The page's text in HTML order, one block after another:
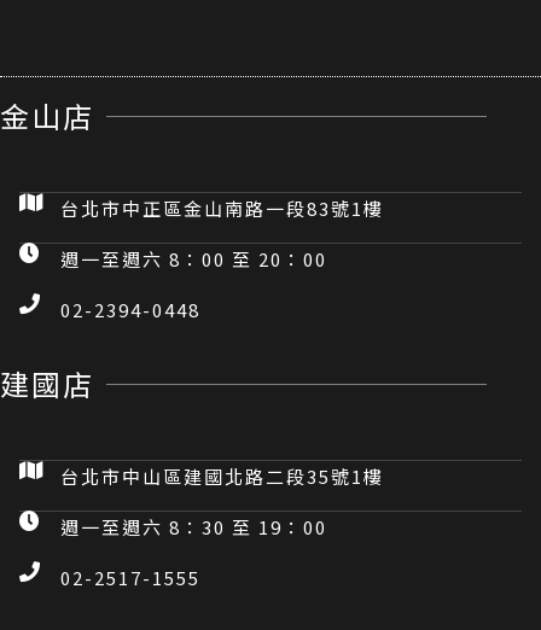
金山店
台北市中正區金山南路一段83號1樓
週一至週六 8：00 至 20：00
02-2394-0448
建國店
台北市中山區建國北路二段35號1樓
週一至週六 8：30 至 19：00
02-2517-1555